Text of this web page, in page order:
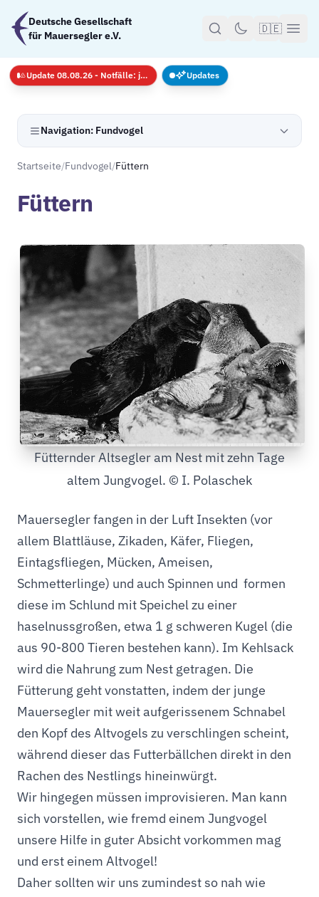
Zum Hauptinhalt springen
Deutsche Gesellschaft
für Mauersegler e.V.
🇩🇪
Navigation: Fundvogel
Startseite/Fundvogel/Füttern
Füttern
Fütternder Altsegler am Nest mit zehn Tage
altem Jungvogel. © I. Polaschek
Mauersegler fangen in der Luft Insekten (vor
allem Blattläuse, Zikaden, Käfer, Fliegen,
Eintagsfliegen, Mücken, Ameisen,
Schmetterlinge) und auch Spinnen und formen
diese im Schlund mit Speichel zu einer
haselnussgroßen, etwa 1 g schweren Kugel (die
aus 90-800 Tieren bestehen kann). Im Kehlsack
wird die Nahrung zum Nest getragen. Die
Fütterung geht vonstatten, indem der junge
Mauersegler mit weit aufgerissenem Schnabel
den Kopf des Altvogels zu verschlingen scheint,
während dieser das Futterbällchen direkt in den
Rachen des Nestlings hineinwürgt.
Wir hingegen müssen improvisieren. Man kann
sich vorstellen, wie fremd einem Jungvogel
unsere Hilfe in guter Absicht vorkommen mag
und erst einem Altvogel!
Daher sollten wir uns zumindest so nah wie
Update 08.08.26 - Notfälle: jederzeit · GS nur mit Anmeldug
Updates